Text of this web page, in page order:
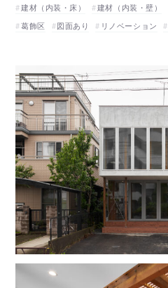
建材（内装・床） 建材（内装・壁）
葛飾区
図面あり リノベーション